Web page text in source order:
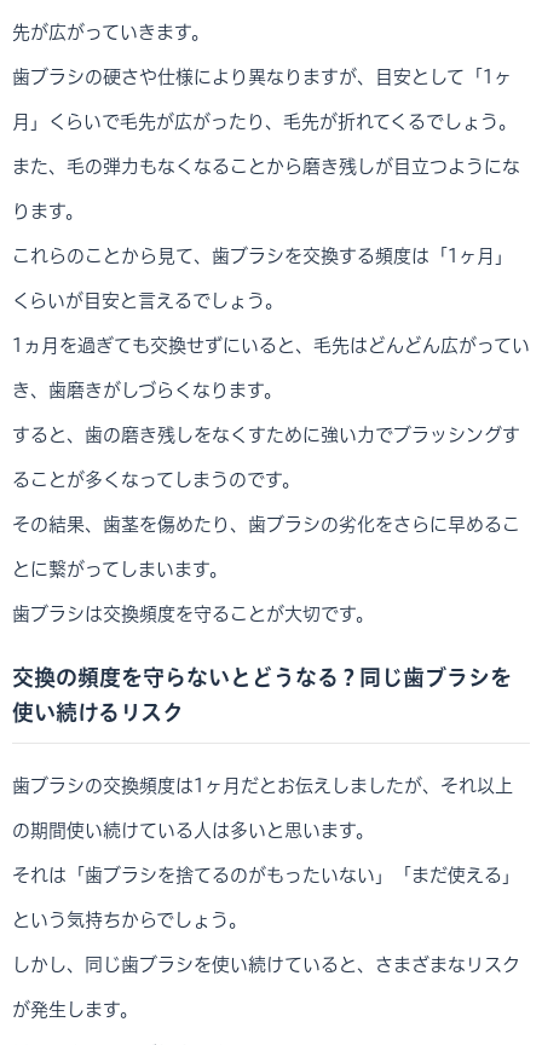
先が広がっていきます。
歯ブラシの硬さや仕様により異なりますが、目安として「1ヶ
月」くらいで毛先が広がったり、毛先が折れてくるでしょう。
また、毛の弾力もなくなることから磨き残しが目立つようにな
ります。
これらのことから見て、歯ブラシを交換する頻度は「1ヶ月」
くらいが目安と言えるでしょう。
1ヵ月を過ぎても交換せずにいると、毛先はどんどん広がってい
き、歯磨きがしづらくなります。
すると、歯の磨き残しをなくすために強い力でブラッシングす
ることが多くなってしまうのです。
その結果、歯茎を傷めたり、歯ブラシの劣化をさらに早めるこ
とに繋がってしまいます。
歯ブラシは交換頻度を守ることが大切です。
交換の頻度を守らないとどうなる？同じ歯ブラシを
使い続けるリスク
歯ブラシの交換頻度は1ヶ月だとお伝えしましたが、それ以上
の期間使い続けている人は多いと思います。
それは「歯ブラシを捨てるのがもったいない」「まだ使える」
という気持ちからでしょう。
しかし、同じ歯ブラシを使い続けていると、さまざまなリスク
が発生します。